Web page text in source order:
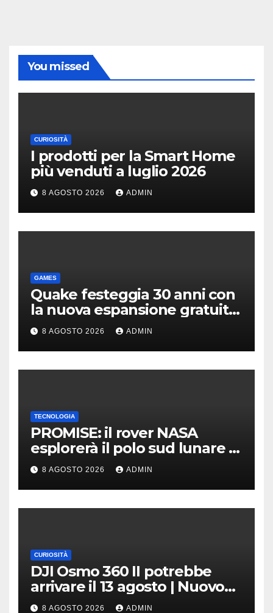
You missed
CURIOSITÀ
I prodotti per la Smart Home
più venduti a luglio 2026
8 AGOSTO 2026 ADMIN
GAMES
Quake festeggia 30 anni con
la nuova espansione gratuita
Dawn of The Machine
8 AGOSTO 2026 ADMIN
TECNOLOGIA
PROMISE: il rover NASA
esplorerà il polo sud lunare |
Cosa sappiamo
8 AGOSTO 2026 ADMIN
CURIOSITÀ
DJI Osmo 360 II potrebbe
arrivare il 13 agosto | Nuovo
teaser
8 AGOSTO 2026 ADMIN